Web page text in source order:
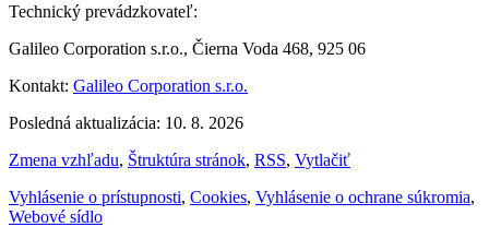
Technický prevádzkovateľ:
Galileo Corporation s.r.o., Čierna Voda 468, 925 06
Kontakt: Galileo Corporation s.r.o.
Posledná aktualizácia: 10. 8. 2026
Zmena vzhľadu, Štruktúra stránok, RSS, Vytlačiť
Vyhlásenie o prístupnosti, Cookies, Vyhlásenie o ochrane súkromia,
Webové sídlo